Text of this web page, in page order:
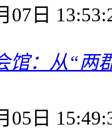
07日
馆：从“两
05日